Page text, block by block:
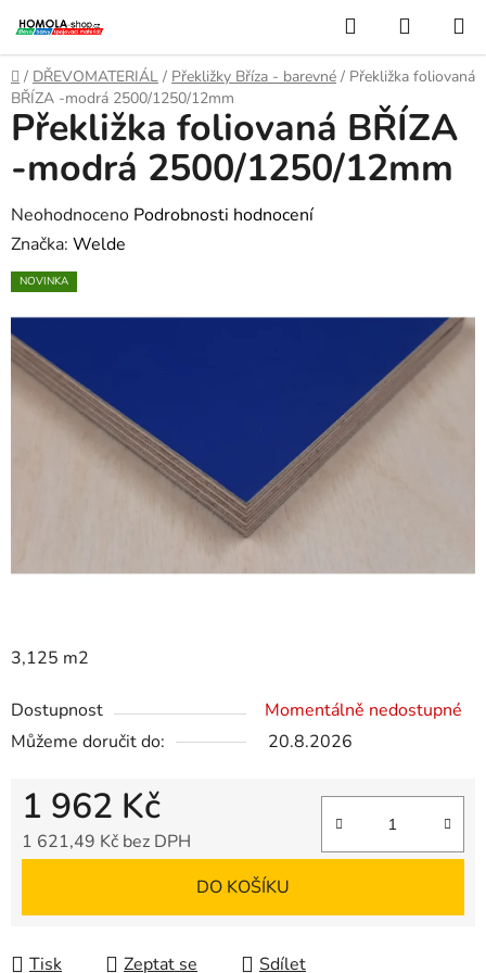
na
obsah
Hledat
KOŠÍK
Domů
/ DŘEVOMATERIÁL / Překližky Bříza - barevné / Překližka foliovaná
BŘÍZA -modrá 2500/1250/12mm
3,125 m2
Dostupnost
Momentálně nedostupné
Můžeme doručit do:
20.8.2026
1 962 Kč
1 621,49 Kč bez DPH
DO KOŠÍKU
Tisk Zeptat se Sdílet
Překližka foliovaná BŘÍZA
-modrá 2500/1250/12mm
Průměrné
hodnocení
produktu
0,0
z
hvězdiček.
Neohodnoceno Podrobnosti hodnocení
Značka: Welde
NOVINKA